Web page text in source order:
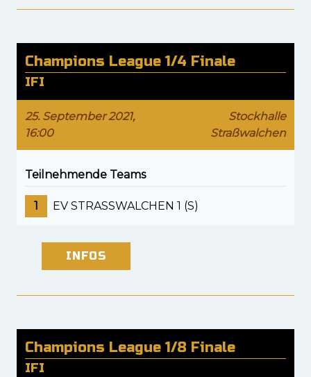
Champions League 1/4 Finale
IFI
25. September 2021,
16:00
Stockhalle
Straßwalchen
Teilnehmende Teams
1 EV STRASSWALCHEN 1 (S)
INFOS
Champions League 1/8 Finale
IFI